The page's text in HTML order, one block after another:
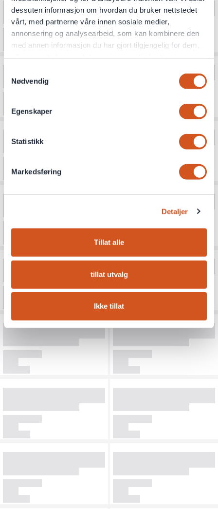
dessuten informasjon om hvordan du bruker nettstedet
vårt, med partnerne våre innen sosiale medier,
annonsering og analysearbeid, som kan kombinere den
med annen informasjon du har gjort tilgjengelig for dem,
Nødvendig
Egenskaper
Statistikk
Markedsføring
Detaljer
Tillat alle
tillat utvalg
Ikke tillat